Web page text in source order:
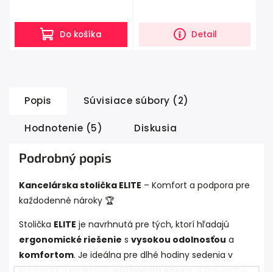
Do košíka Detail
Popis Súvisiace súbory (2)
Hodnotenie (5) Diskusia
Podrobný popis
Kancelárska stolička ELITE – Komfort a podpora pre
každodenné nároky 🏆
Stolička ELITE je navrhnutá pre tých, ktorí hľadajú
ergonomické riešenie s vysokou odolnosťou a
komfortom. Je ideálna pre dlhé hodiny sedenia v